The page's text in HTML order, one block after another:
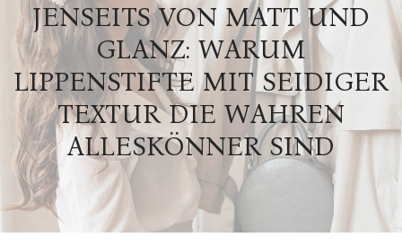
JENSEITS VON MATT UND
GLANZ: WARUM
LIPPENSTIFTE MIT SEIDIGER
TEXTUR DIE WAHREN
ALLESKÖNNER SIND